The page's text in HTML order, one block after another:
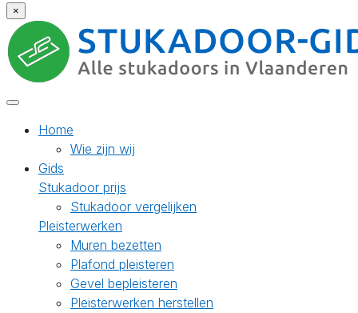
×
Home
Wie zijn wij
Gids
Stukadoor prijs
Stukadoor vergelijken
Pleisterwerken
Muren bezetten
Plafond pleisteren
Gevel bepleisteren
Pleisterwerken herstellen